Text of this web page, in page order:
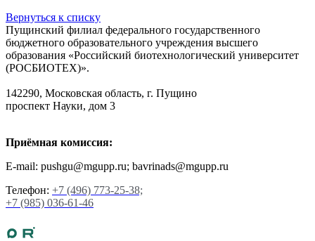
Вернуться к списку
Пущинский филиал федерального государственного
бюджетного образовательного учреждения высшего
образования «Российский биотехнологический университет
(РОСБИОТЕХ)».
142290, Московская область, г. Пущино
проспект Науки, дом 3
Приёмная комиссия:
E-mail: pushgu@mgupp.ru; bavrinads@mgupp.ru
Телефон: +7 (496) 773-25-38;
+7 (985) 036-61-46